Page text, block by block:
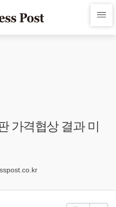
가격협상 결과 미